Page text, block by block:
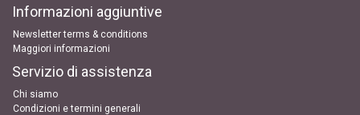
Informazioni aggiuntive
Newsletter terms & conditions
Maggiori informazioni
Servizio di assistenza
Chi siamo
Condizioni e termini generali